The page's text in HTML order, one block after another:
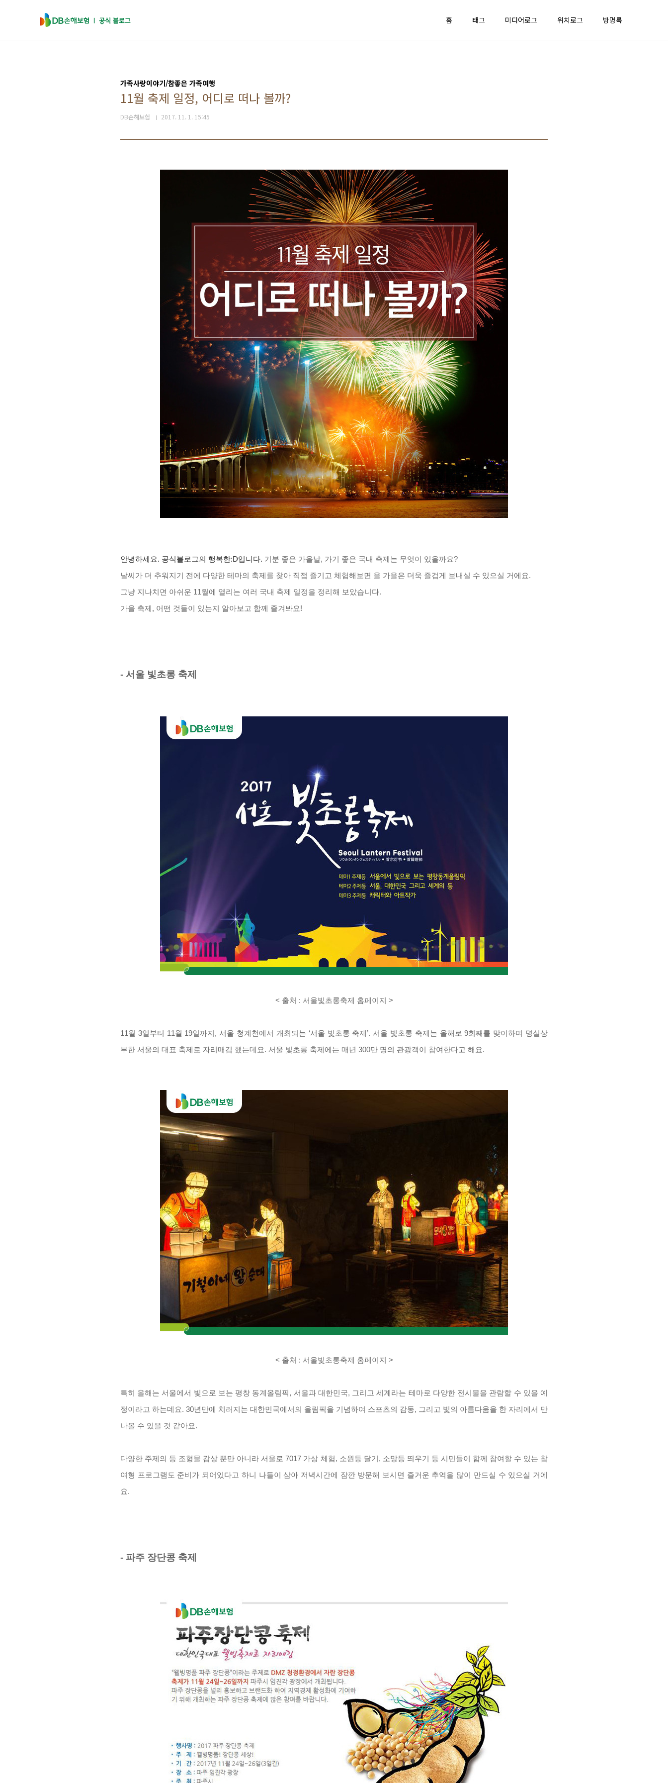
홈
태그 미디어로그 위치로그 방명록
가족사랑이야기/참좋은 가족여행
11월 축제 일정, 어디로 떠나 볼까?
DB손해보험 2017. 11. 1. 15:45
안녕하세요. 공식블로그의 행복한:D입니다. 기분 좋은 가을날, 가기 좋은 국내 축제는 무엇이 있을까요?
날씨가 더 추워지기 전에 다양한 테마의 축제를 찾아 직접 즐기고 체험해보면 올 가을은 더욱 즐겁게 보내실 수 있으실 거에요.
그냥 지나치면 아쉬운 11 월에 열리는 여러 국내 축제 일정을 정리해 보았습니다.
가을 축제 , 어떤 것들이 있는지 알아보고 함께 즐겨봐요!
- 서울 빛초롱 축제
< 출처 : 서울빛초롱축제 홈페이지 >
11 월 3일부터 11 월 19일까지 , 서울 청계천에서 개최되는 ‘서울 빛초롱 축제 ’. 서울 빛초롱 축제는 올해로9회째를 맞이하며 명실상
부한 서울의 대표 축제로 자리매김 했는데요. 서울 빛초롱 축제에는 매년 300만 명의 관광객이 참여한다고 해요.
< 출처 : 서울빛초롱축제 홈페이지 >
특히 올해는 서울에서 빛으로 보는 평창 동계올림픽, 서울과 대한민국, 그리고 세계라는 테마로 다양한 전시물을 관람할 수 있을 예
정이라고 하는데요. 30년만에 치러지는 대한민국에서의 올림픽을 기념하여 스포츠의 감동, 그리고 빛의 아름다움을 한 자리에서 만
나볼 수 있을 것 같아요.
다양한 주제의 등 조형물 감상 뿐만 아니라 서울로7017 가상 체험, 소원등 달기 , 소망등 띄우기 등 시민들이 함께 참여할 수 있는 참
여형 프로그램도 준비가 되어있다고 하니 나들이 삼아 저녁시간에 잠깐 방문해 보시면 즐거운 추억을 많이 만드실 수 있으실 거에
요.
- 파주 장단콩 축제